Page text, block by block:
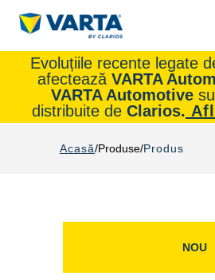
Evoluțiile recente legate
afectează VARTA
VARTA Automotive
distribuite de Clarios.
Acasă Produse Produs
NOU